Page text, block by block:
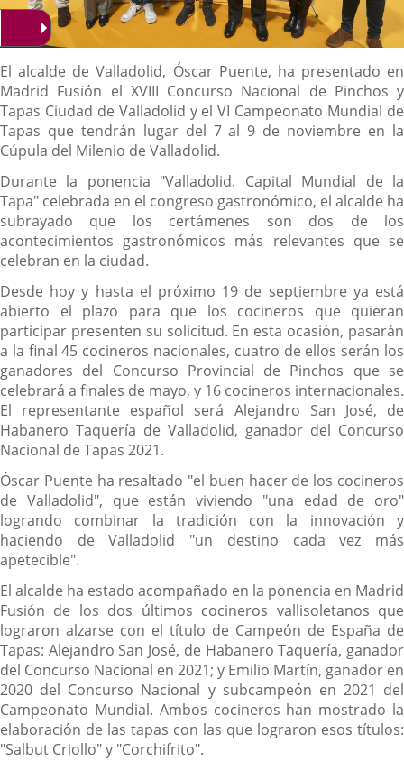
Descripción
El alcalde de Valladolid, Óscar Puente, ha presentado en
Madrid Fusión el XVIII Concurso Nacional de Pinchos y
Tapas Ciudad de Valladolid y el VI Campeonato Mundial de
Tapas que tendrán lugar del 7 al 9 de noviembre en la
Cúpula del Milenio de Valladolid.
Durante la ponencia "Valladolid. Capital Mundial de la
Tapa" celebrada en el congreso gastronómico, el alcalde ha
subrayado que los certámenes son dos de los
acontecimientos gastronómicos más relevantes que se
celebran en la ciudad.
Desde hoy y hasta el próximo 19 de septiembre ya está
abierto el plazo para que los cocineros que quieran
participar presenten su solicitud. En esta ocasión, pasarán
a la final 45 cocineros nacionales, cuatro de ellos serán los
ganadores del Concurso Provincial de Pinchos que se
celebrará a finales de mayo, y 16 cocineros internacionales.
El representante español será Alejandro San José, de
Habanero Taquería de Valladolid, ganador del Concurso
Nacional de Tapas 2021.
Óscar Puente ha resaltado "el buen hacer de los cocineros
de Valladolid", que están viviendo "una edad de oro"
logrando combinar la tradición con la innovación y
haciendo de Valladolid "un destino cada vez más
apetecible".
El alcalde ha estado acompañado en la ponencia en Madrid
Fusión de los dos últimos cocineros vallisoletanos que
lograron alzarse con el título de Campeón de España de
Tapas: Alejandro San José, de Habanero Taquería, ganador
del Concurso Nacional en 2021; y Emilio Martín, ganador en
2020 del Concurso Nacional y subcampeón en 2021 del
Campeonato Mundial. Ambos cocineros han mostrado la
elaboración de las tapas con las que lograron esos títulos:
"Salbut Criollo" y "Corchifrito".